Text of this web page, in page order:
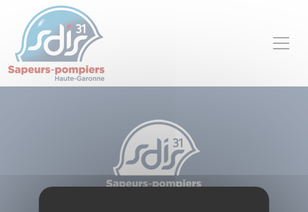
Panneau de gestion des cookies